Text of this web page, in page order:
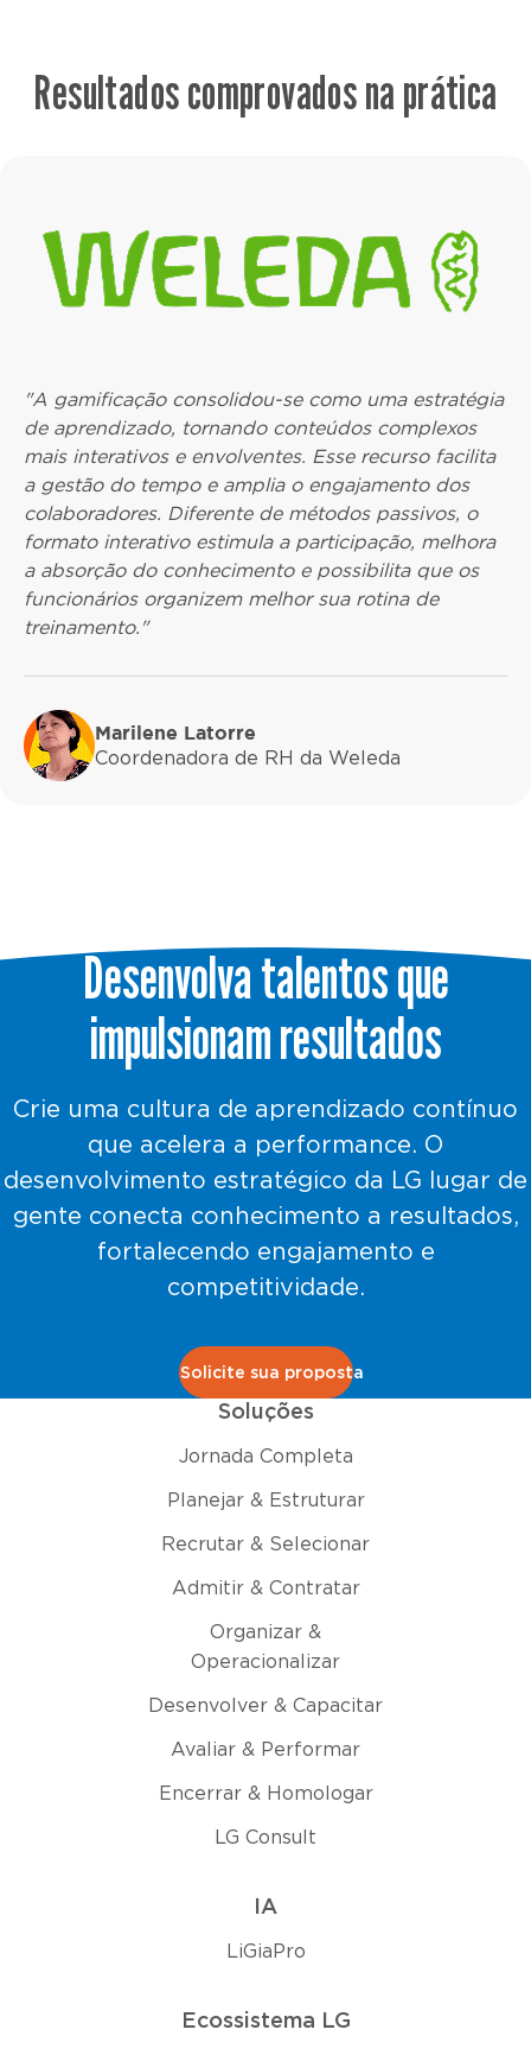
Resultados comprovados na prática
"A gamificação consolidou-se como uma estratégia
de aprendizado, tornando conteúdos complexos
mais interativos e envolventes. Esse recurso facilita
a gestão do tempo e amplia o engajamento dos
colaboradores. Diferente de métodos passivos, o
formato interativo estimula a participação, melhora
a absorção do conhecimento e possibilita que os
funcionários organizem melhor sua rotina de
treinamento."
Marilene Latorre
Coordenadora de RH da Weleda
Desenvolva talentos que
impulsionam resultados
Crie uma cultura de aprendizado contínuo
que acelera a performance. O
desenvolvimento estratégico da LG lugar de
gente conecta conhecimento a resultados,
fortalecendo engajamento e
competitividade.
Solicite sua proposta
Soluções
Jornada Completa
Planejar & Estruturar
Recrutar & Selecionar
Admitir & Contratar
Organizar &
Operacionalizar
Desenvolver & Capacitar
Avaliar & Performar
Encerrar & Homologar
LG Consult
IA
LiGiaPro
Ecossistema LG